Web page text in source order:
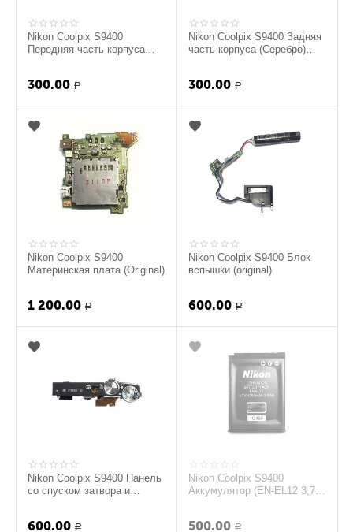
Nikon Coolpix S9400
Передняя часть корпуса
300.00 Р
Nikon Coolpix S9400 Задняя
часть корпуса (Серебро)
300.00 Р
Nikon Coolpix S9400
Материнская плата (Original)
1 200.00 Р
Nikon Coolpix S9400 Блок
вспышки (original)
600.00 Р
Nikon Coolpix S9400 Панель
со спуском затвора и
600.00 Р
Nikon Coolpix S9400
Аккумулятор (EN-EL12 3,7V
500.00 Р